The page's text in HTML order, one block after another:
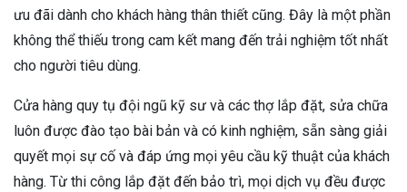
ưu đãi dành cho khách hàng thân thiết cũng. Đây là một phần
không thể thiếu trong cam kết mang đến trải nghiệm tốt nhất
cho người tiêu dùng.
Cửa hàng quy tụ đội ngũ kỹ sư và các thợ lắp đặt, sửa chữa
luôn được đào tạo bài bản và có kinh nghiệm, sẵn sàng giải
quyết mọi sự cố và đáp ứng mọi yêu cầu kỹ thuật của khách
hàng. Từ thi công lắp đặt đến bảo trì, mọi dịch vụ đều được